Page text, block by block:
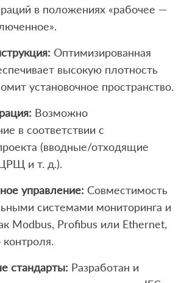
в положениях «рабочее —
Оптимизированная
высокую плотность
установочное пространство.
Возможно
в соответствии с
(вводные/отходящие
и т. д.).
управление: Совместимость
системами мониторинга и
Modbus, Profibus или Ethernet,
стандарты: Разработан и